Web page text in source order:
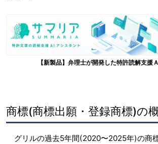
【新製品】弁理士が開発した特許読解支援
商標(商標出願・登録商標)の
グリルの過去5年間(2020〜2025年)の商